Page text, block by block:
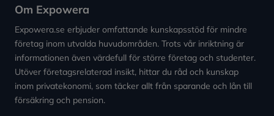
Om Expowera
Expowera.se erbjuder omfattande kunskapsstöd för mindre
företag inom utvalda huvudområden. Trots vår inriktning är
informationen även värdefull för större företag och studenter.
Utöver företagsrelaterad insikt, hittar du råd och kunskap
inom privatekonomi, som täcker allt från sparande och lån till
försäkring och pension.